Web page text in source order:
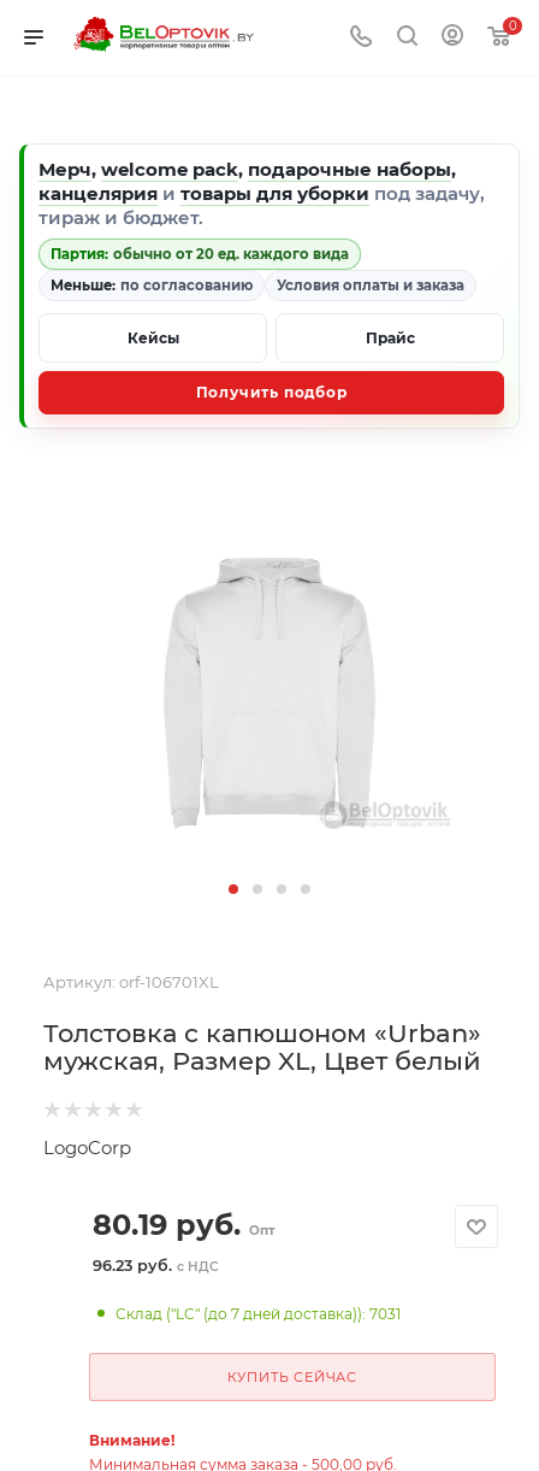
0
Мерч, welcome pack, подарочные наборы,
канцелярия и товары для уборки под задачу,
тираж и бюджет.
Партия: обычно от 20 ед. каждого вида
Меньше: по согласованию Условия оплаты и заказа
Кейсы Прайс
Получить подбор
Артикул: orf-106701XL
Толстовка с капюшоном «Urban»
мужская, Размер XL, Цвет белый
LogoCorp
80.19руб. Опт
96.23 руб. с НДС
Склад ("LC" (до 7 дней доставка)): 7031
КУПИТЬ СЕЙЧАС
Внимание!
Минимальная сумма заказа - 500,00 руб.